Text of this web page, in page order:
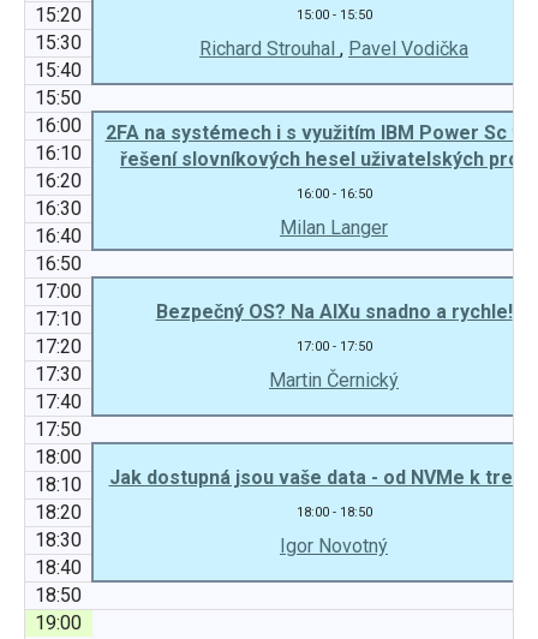
15:00 - 15:50
Richard Strouhal , Pavel Vodička
15:20
15:30
15:40
15:50
16:00
2FA na systémech i s využitím IBM Power Sc
řešení slovníkových hesel uživatelských
16:00 - 16:50
Milan Langer
16:10
16:20
16:30
16:40
16:50
17:00
Bezpečný OS? Na AIXu snadno a rychle!
17:00 - 17:50
Martin Černický
17:10
17:20
17:30
17:40
17:50
18:00
Jak dostupná jsou vaše data - od NVMe k
18:00 - 18:50
Igor Novotný
18:10
18:20
18:30
18:40
18:50
19:00